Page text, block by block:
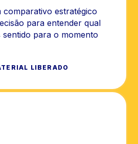
comparativo estratégico
para entender qual
sentido para o momento
LIBERADO